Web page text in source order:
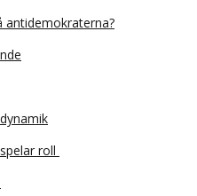
antidemokraterna?
roll